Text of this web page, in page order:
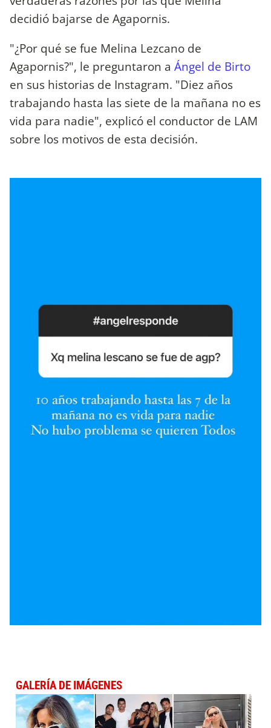
decidió bajarse de Agapornis.
"¿Por qué se fue Melina Lezcano de
Agapornis?", le preguntaron a Ángel de Birto
en sus historias de Instagram. "Diez años
trabajando hasta las siete de la mañana no es
vida para nadie", explicó el conductor de LAM
sobre los motivos de esta decisión.
GALERÍA DE IMÁGENES